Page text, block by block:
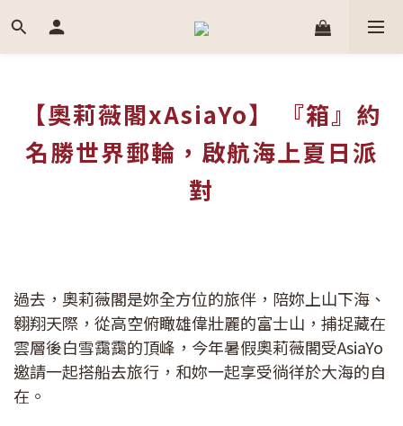
【奧莉薇閣xAsiaYo】 『箱』約
名勝世界郵輪，啟航海上夏日派
對
過去，奧莉薇閣是妳全方位的旅伴，陪妳上山下海、
翱翔天際，從高空俯瞰雄偉壯麗的富士山，捕捉藏在
雲層後白雪靄靄的頂峰，今年暑假奧莉薇閣受AsiaYo
邀請一起搭船去旅行，和妳一起享受徜徉於大海的自
在。